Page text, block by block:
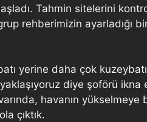
Tahmin sitelerini
rehberimizin ayarladığı
yerine daha çok
diye şoförü
havanın
çıktık.